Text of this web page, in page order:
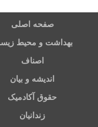
صفحه اصلی
بهداشت و محیط
اصناف
اندیشه و بیان
حقوق آکادمیک
زندانیان